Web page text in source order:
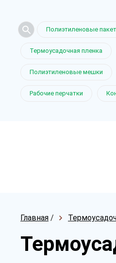
Полиэтиленовые
Термоусадочная пленка
Полиэтиленовые мешки
Рабочие перчатки
Главная /